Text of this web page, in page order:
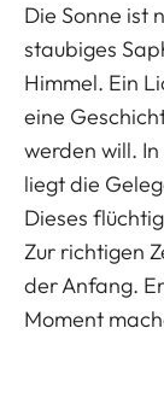
Die Sonne ist
staubiges
Himmel. Ein
eine
werden will.
liegt die
Dieses
Zur richtigen
der Anfang.
Moment